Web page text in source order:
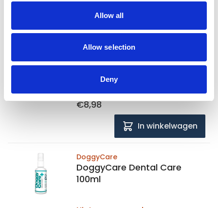
Allow all
Allow selection
Deny
DoggyCare
100ml
Niet op voorraad
Voor 15:00 besteld,
€8,98
In winkelwagen
DoggyCare
DoggyCare Dental Care
100ml